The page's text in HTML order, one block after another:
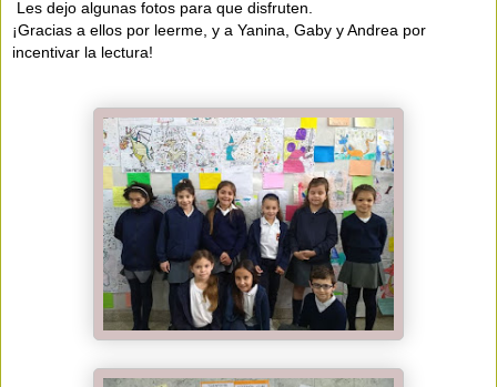
¡Gracias a ellos por leerme, y a Yanina, Gaby y Andrea por
incentivar la lectura!